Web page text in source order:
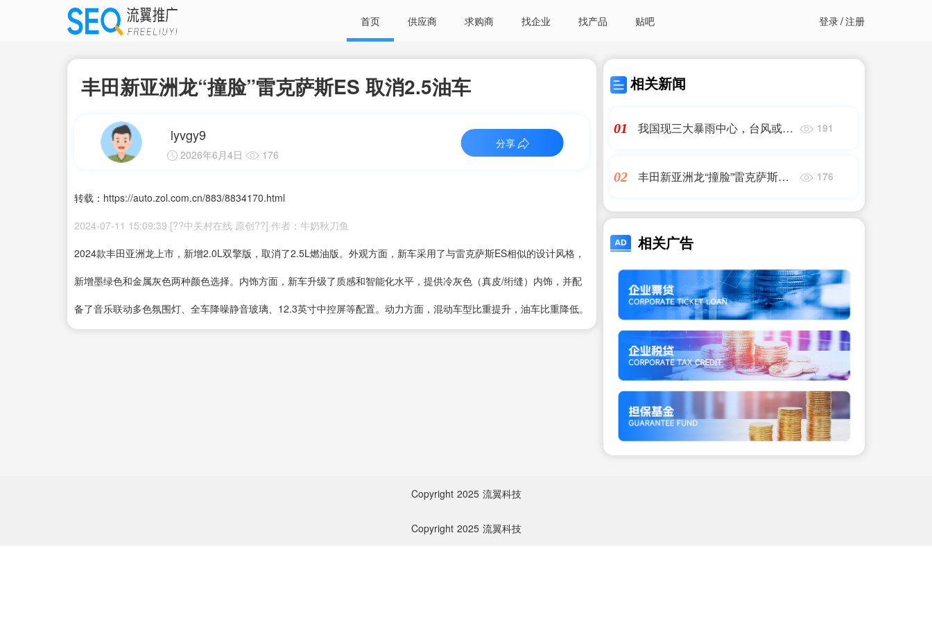
首页 供应商 求购商 找企业 找产品 贴吧 登录/注册
丰田新亚洲龙“撞脸”雷克萨斯ES 取消2.5油车
lyvgy9
2026年6月4日 176
分享
转载：https://auto.zol.com.cn/883/8834170.html
2024-07-11 15:09:39·[??中关村在线 原创??]·作者：牛奶秋刀鱼
2024款丰田亚洲龙上市，新增2.0L双擎版，取消了2.5L燃油版。外观方面，新车采用了与雷克萨斯ES相似的设计风格，
新增墨绿色和金属灰色两种颜色选择。内饰方面，新车升级了质感和智能化水平，提供冷灰色（真皮/绗缝）内饰，并配
备了音乐联动多色氛围灯、全车降噪静音玻璃、12.3英寸中控屏等配置。动力方面，混动车型比重提升，油车比重降低。
相关新闻
01
我国现三大暴雨中心，台风或成
191
02
丰田新亚洲龙“撞脸”雷克萨斯ES
176
相关广告
Copyright 2025 流翼科技
Copyright 2025 流翼科技